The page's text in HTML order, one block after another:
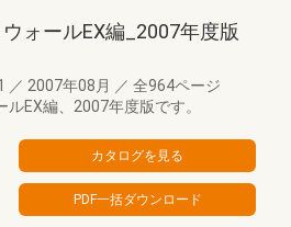
ォールEX編_2007年度版
／ 2007年08月 ／ 全964ページ
EX編、2007年度版です。